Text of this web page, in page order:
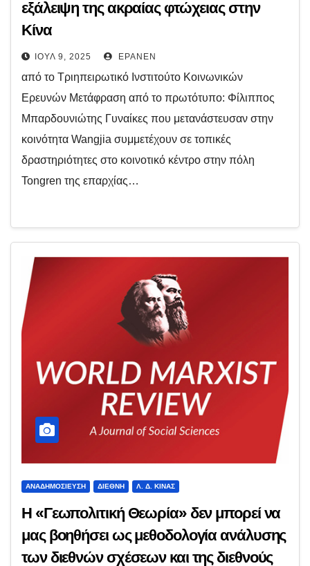
εξάλειψη της ακραίας φτώχειας στην
Κίνα
ΙΟΎΛ 9, 2025 EPANEN
από το Τριηπειρωτικό Ινστιτούτο Κοινωνικών
Ερευνών Μετάφραση από το πρωτότυπο: Φίλιππος
Μπαρδουνιώτης Γυναίκες που μετανάστευσαν στην
κοινότητα Wangjia συμμετέχουν σε τοπικές
δραστηριότητες στο κοινοτικό κέντρο στην πόλη
Tongren της επαρχίας…
ΑΝΑΔΗΜΟΣΊΕΥΣΗ ΔΙΕΘΝΉ Λ. Δ. ΚΊΝΑΣ
Η «Γεωπολιτική Θεωρία» δεν μπορεί να
μας βοηθήσει ως μεθοδολογία ανάλυσης
των διεθνών σχέσεων και της διεθνούς